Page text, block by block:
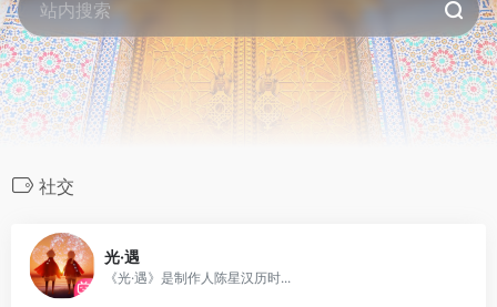
社交
光·遇
《光·遇》是制作人陈星汉历时...